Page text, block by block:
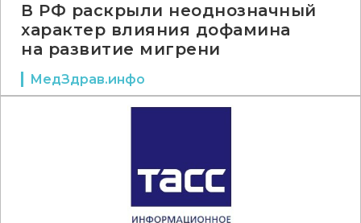
В РФ раскрыли неоднозначный
характер влияния дофамина
на развитие мигрени
МедЗдрав.инфо